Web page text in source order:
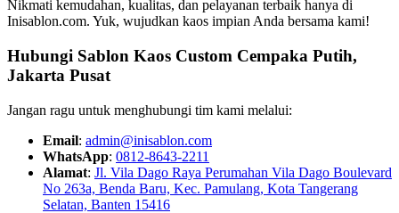
Nikmati kemudahan, kualitas, dan pelayanan terbaik hanya di
Inisablon.com. Yuk, wujudkan kaos impian Anda bersama kami!
Hubungi Sablon Kaos Custom Cempaka Putih,
Jakarta Pusat
Jangan ragu untuk menghubungi tim kami melalui:
Email: admin@inisablon.com
WhatsApp: 0812-8643-2211
Alamat: Jl. Vila Dago Raya Perumahan Vila Dago Boulevard
No 263a, Benda Baru, Kec. Pamulang, Kota Tangerang
Selatan, Banten 15416